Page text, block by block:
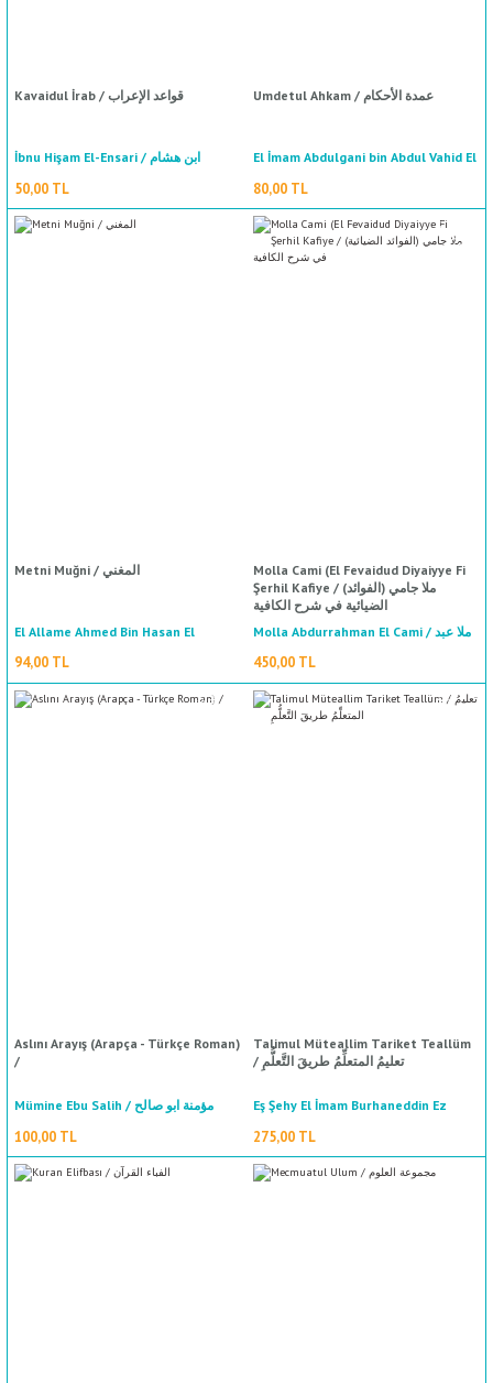
%50
indirim
Kavaidul İrab / قواعد الإعراب
İbnu Hişam El-Ensari / ابن هشام
الانصاري
50,00 TL
Umdetul Ahkam / عمدة الأحكام
El İmam Abdulgani bin Abdul Vahid El
Makdisi / االامام عبد الغني بن عبد الواحد
المقدسي
80,00 TL
Metni Muğni / المغني
El Allame Ahmed Bin Hasan El
Çarpurdi / العلامة أحمد بن حسن
الچارپردي
94,00 TL
Molla Cami (El Fevaidud Diyaiyye Fi
Şerhil Kafiye / (ملا جامي (الفوائد
الضيائية في شرح الكافية
Molla Abdurrahman El Cami / ملا عبد
الرحمن الجامي
450,00 TL
Aslını Arayış (Arapça - Türkçe Roman)
/
Mümine Ebu Salih / مؤمنة ابو صالح
100,00 TL
Talimul Müteallim Tariket Teallüm
/ تعليمُ المتعلِّمُ طريقَ التَّعلُّمِ
Eş Şehy El İmam Burhaneddin Ez
275,00 TL